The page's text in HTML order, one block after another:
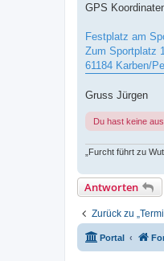
GPS
Festplatz am
Zum Sportplatz 1
61184 Karben/
Gruss Jürgen
Du hast keine
„Furcht führt zu
Antworten
Zurück zu
Portal